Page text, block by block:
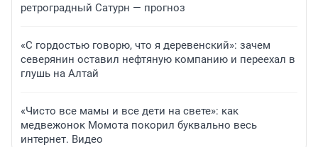
ретроградный Сатурн — прогноз
«С гордостью говорю, что я деревенский»: зачем
северянин оставил нефтяную компанию и переехал в
глушь на Алтай
«Чисто все мамы и все дети на свете»: как
медвежонок Момота покорил буквально весь
интернет. Видео